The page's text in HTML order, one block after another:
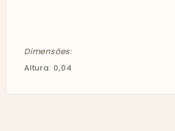
Dimensões:
Altura: 0,04